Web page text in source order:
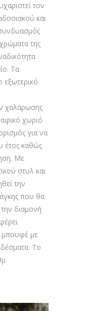
τον
και
της
Τα
εξωτερικό
χαλάρωσης
χωριό
για να
έτος καθώς
Με
στυλ και
την
που θα
διαμονή
μπουφέ με
Το